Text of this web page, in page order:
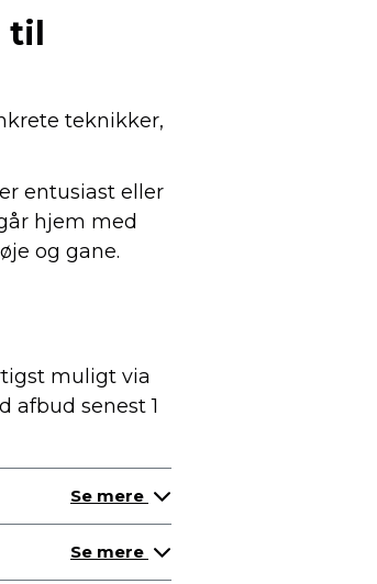
til
teknikker,
entusiast eller
hjem med
og gane.
muligt via
afbud senest 1
Se mere
Se mere